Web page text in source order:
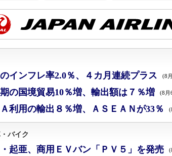
インフレ率2.0％、４カ月連続プラス (8
の国境貿易10％増、輸出額は７％増 (8月
Ａ利用の輸出８％増、ＡＳＥＡＮが33％
バイク
起亜、商用ＥＶバン「ＰＶ５」を発売